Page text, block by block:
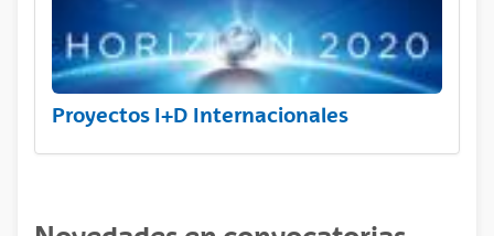
Proyectos I+D Internacionales